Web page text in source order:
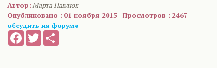
Автор: Марта Павлюк
Опубликовано : 01 ноября 2015 | Просмотров : 2467 |
обсудить на форуме
FacebookTwitter